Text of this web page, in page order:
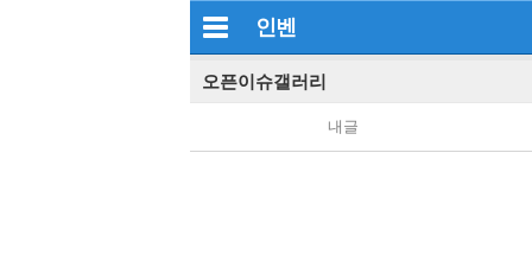
인벤
오픈이슈갤러리
내글